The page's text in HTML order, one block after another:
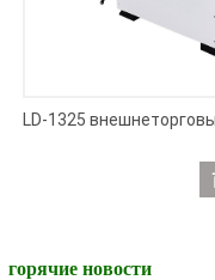
горячие новости